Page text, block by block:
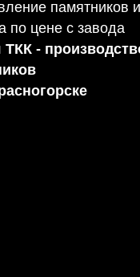
ТКК -